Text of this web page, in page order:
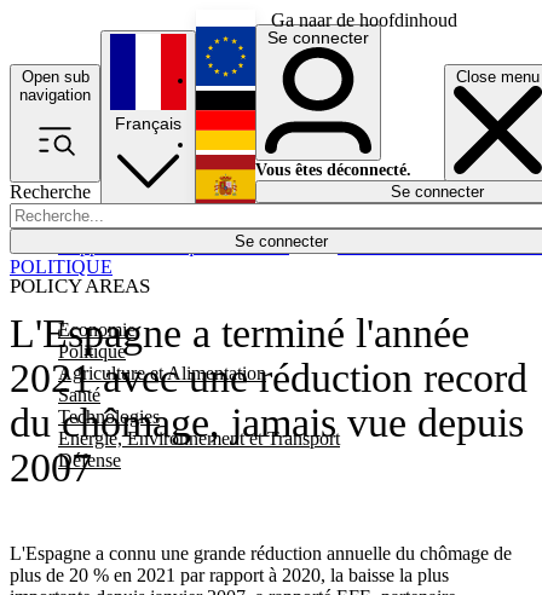
Ga naar de hoofdinhoud
Open sub
navigation
Close menu
Recherche
Se connecter
POLICY AREAS
Economie
Politique
Agriculture et Alimentation
Santé
Technologies
Energie, Environnement et Transport
Défense
Économie
Français
English
Deutsch
Español
Se connecter
Vous êtes déconnecté.
Se connecter
L'Espagne a terminé l'année
2021 avec une réduction record
du chômage, jamais vue depuis
2007
L'Espagne a connu une grande réduction annuelle du chômage de
plus de 20 % en 2021 par rapport à 2020, la baisse la plus
POLITIQUE